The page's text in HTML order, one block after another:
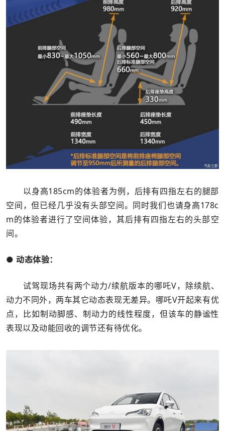
以身高185cm的体验者为例，后排有四指左右的腿部
空间，但已经几乎没有头部空间。同时我们也请身高178c
m的体验者进行了空间体验，其后排有四指左右的头部空
间。
● 动态体验：
试驾现场共有两个动力/续航版本的哪吒V，除续航、
动力不同外，两车其它动态表现无差异。哪吒V开起来有优
点，比如制动脚感、制动力的线性程度，但该车的静谧性
表现以及动能回收的调节还有待优化。